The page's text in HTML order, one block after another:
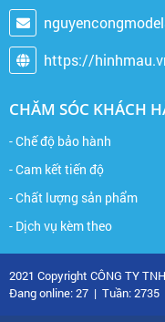
https://
CHĂM SÓC KHÁCH
- Chế độ bảo hành
- Cam kết tiến độ
- Chất lượng sản phẩm
- Dịch vụ kèm theo
2021 Copyright CÔNG TY
Đang online: 27 | Tuần: 2735